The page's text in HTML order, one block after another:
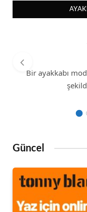
Bir ayakkabı
Güncel